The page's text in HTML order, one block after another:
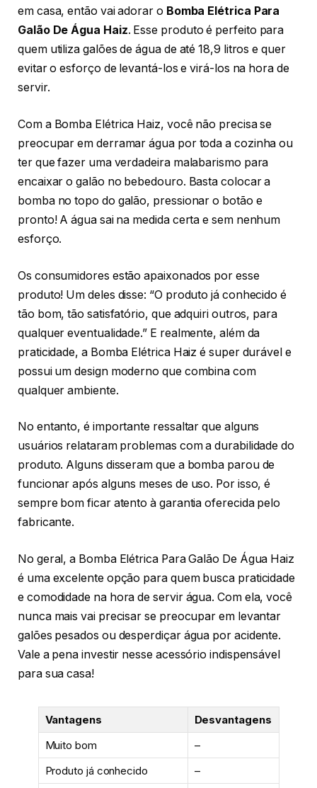
em casa, então vai adorar o Bomba Elétrica Para
Galão De Água Haiz. Esse produto é perfeito para
quem utiliza galões de água de até 18,9 litros e quer
evitar o esforço de levantá-los e virá-los na hora de
servir.
Com a Bomba Elétrica Haiz, você não precisa se
preocupar em derramar água por toda a cozinha ou
ter que fazer uma verdadeira malabarismo para
encaixar o galão no bebedouro. Basta colocar a
bomba no topo do galão, pressionar o botão e
pronto! A água sai na medida certa e sem nenhum
esforço.
Os consumidores estão apaixonados por esse
produto! Um deles disse: “O produto já conhecido é
tão bom, tão satisfatório, que adquiri outros, para
qualquer eventualidade.” E realmente, além da
praticidade, a Bomba Elétrica Haiz é super durável e
possui um design moderno que combina com
qualquer ambiente.
No entanto, é importante ressaltar que alguns
usuários relataram problemas com a durabilidade do
produto. Alguns disseram que a bomba parou de
funcionar após alguns meses de uso. Por isso, é
sempre bom ficar atento à garantia oferecida pelo
fabricante.
No geral, a Bomba Elétrica Para Galão De Água Haiz
é uma excelente opção para quem busca praticidade
e comodidade na hora de servir água. Com ela, você
nunca mais vai precisar se preocupar em levantar
galões pesados ou desperdiçar água por acidente.
Vale a pena investir nesse acessório indispensável
para sua casa!
Vantagens
Desvantagens
Muito bom
–
Produto já conhecido
–